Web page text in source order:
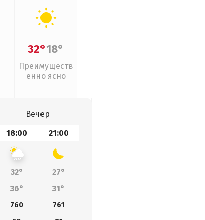
32°18°
Преимуществ
енно ясно
Вечер
18:00 21:00
32°
27°
36° 31°
760
761